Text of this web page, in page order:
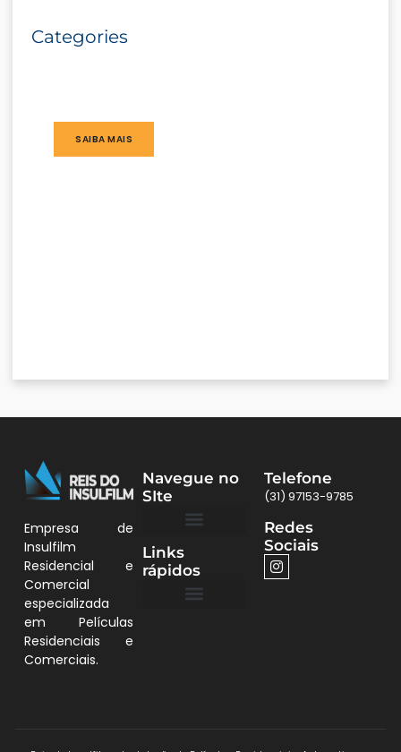
Categories
SAIBA MAIS
Empresa de
Insulfilm
Residencial e
Comercial
especializada
em Películas
Residenciais e
Comerciais.
Navegue no
SIte
Links
rápidos
Telefone
(31) 97153-9785
Redes
Sociais